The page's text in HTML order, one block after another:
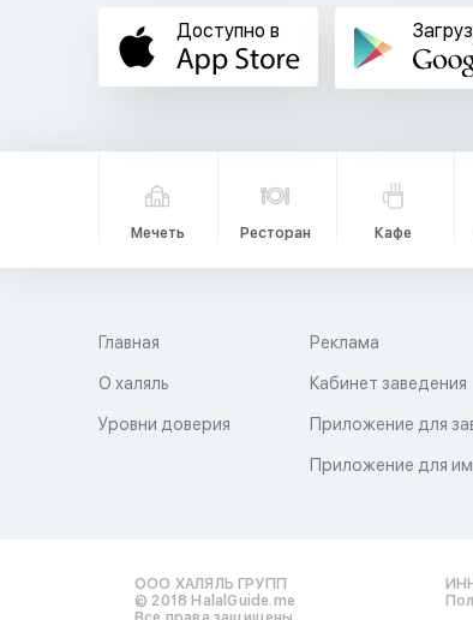
Доступно в
Мечеть Ресторан Кафе
Главная
О халяль
Уровни доверия
Реклама
Кабинет заведения
Приложение для
Приложение для
ООО ХАЛЯЛЬ ГРУПП
© 2018 HalalGuide.me